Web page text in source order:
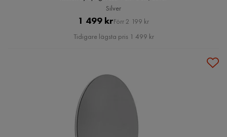
Silver
Pris
1 499 krOriginal
Pris
Förr 2 199 kr
Tidigare lägsta pris 1 499 kr